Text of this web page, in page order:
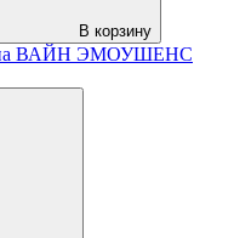
В корзину